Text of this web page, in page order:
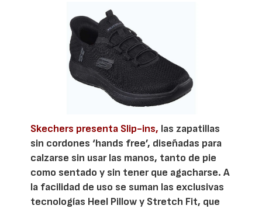
Skechers presenta Slip-ins, las zapatillas
sin cordones ‘hands free’, diseñadas para
calzarse sin usar las manos, tanto de pie
como sentado y sin tener que agacharse. A
la facilidad de uso se suman las exclusivas
tecnologías Heel Pillow y Stretch Fit, que